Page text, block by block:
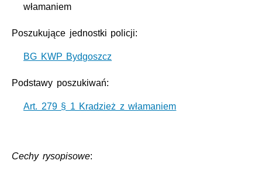
włamaniem
Poszukujące jednostki policji:
BG KWP Bydgoszcz
Podstawy poszukiwań:
Art. 279 § 1 Kradzież z włamaniem
Cechy rysopisowe: